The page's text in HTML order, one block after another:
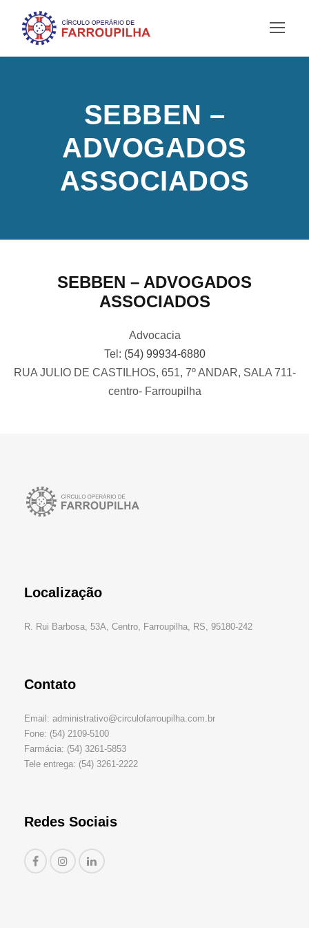
SEBBEN –
ADVOGADOS
ASSOCIADOS
SEBBEN – ADVOGADOS
ASSOCIADOS
Advocacia
Tel: (54) 99934-6880
RUA JULIO DE CASTILHOS, 651, 7º ANDAR, SALA 711-
centro- Farroupilha
Localização
R. Rui Barbosa, 53A, Centro, Farroupilha, RS, 95180-242
Contato
Email: administrativo@circulofarroupilha.com.br
Fone: (54) 2109-5100
Farmácia: (54) 3261-5853
Tele entrega: (54) 3261-2222
Redes Sociais